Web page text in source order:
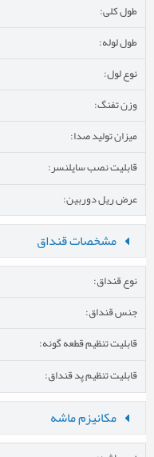
طول کلی:
طول لوله:
نوع لول:
وزن تفنگ:
میزان تولید صدا:
قابلیت نصب سایلنسر:
عرض ریل دوربین:
مشخصات قنداق
نوع قنداق:
جنس قنداق:
قابلیت تنظیم قطعه گونه:
قابلیت تنظیم پد قنداق:
مکانیزم ماشه